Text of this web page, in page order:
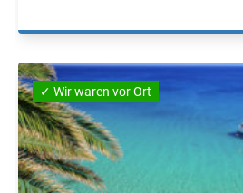
✓ Wir waren vor Ort